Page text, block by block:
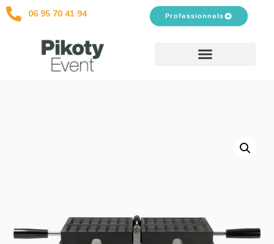
06 95 70 41 94 Professionnels